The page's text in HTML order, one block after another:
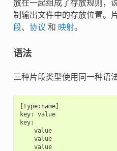
放在一起组成了存放规则，
制输出文件中的存放位置。
段、 协议 和 映射。
语法
三种片段类型使用同一种语法
[type:name]
key: value
key:
    value
    value
    value